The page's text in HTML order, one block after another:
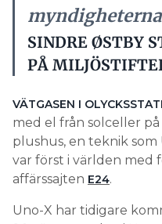
SINDRE ØSTBY
PÅ
VÄTGASEN I
med el från solceller
plushus, en teknik
var först i världen med
affärssajten E24.
Uno-X har tidigare